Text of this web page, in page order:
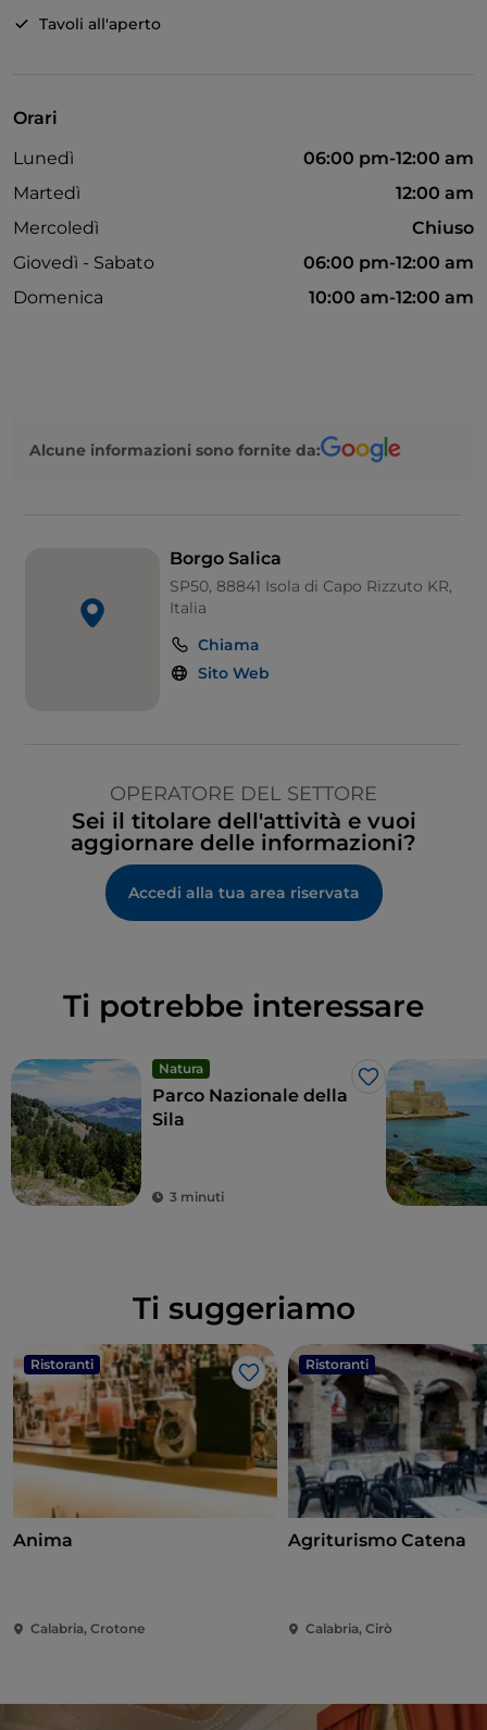
Tavoli all'aperto
Orari
Lunedì
06:00 pm-12:00 am
Martedì
12:00 am
Mercoledì
Chiuso
Giovedì - Sabato
06:00 pm-12:00 am
Domenica
10:00 am-12:00 am
Alcune informazioni sono fornite da:
Borgo Salica
SP50, 88841 Isola di Capo Rizzuto KR,
Italia
Chiama
Sito Web
OPERATORE DEL SETTORE
Sei il titolare dell'attività e vuoi
aggiornare delle informazioni?
Accedi alla tua area riservata
Ti potrebbe interessare
Natura
Like
Parco Nazionale della
Sila
3 minuti
Ti suggeriamo
Ristoranti
Like
Anima
Calabria, Crotone
Ristoranti
Agriturismo Catena
Calabria, Cirò